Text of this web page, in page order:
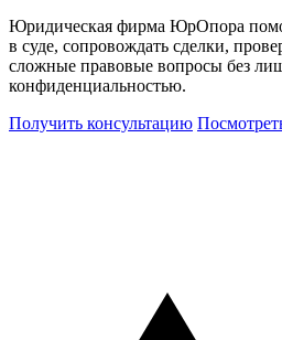
Юридическая фирма ЮрОпора
в суде, сопровождать сделки,
сложные правовые вопросы без
конфиденциальностью.
Получить консультацию